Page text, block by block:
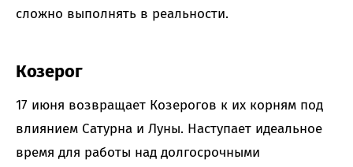
сложно выполнять в реальности.
Козерог
17 июня возвращает Козерогов к их корням под
влиянием Сатурна и Луны. Наступает идеальное
время для работы над долгосрочными